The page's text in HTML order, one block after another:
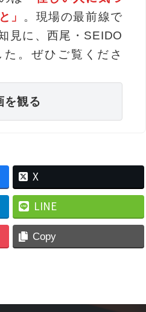
」 。現場の最前線で
見に、西尾・SEIDO
。ぜひご覧くださ
を観る
X
LINE
Copy